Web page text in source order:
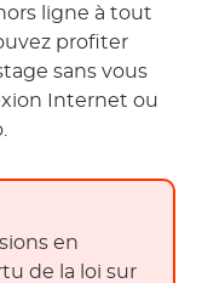
ligne à tout
profiter
sans vous
Internet ou
en
de la loi sur